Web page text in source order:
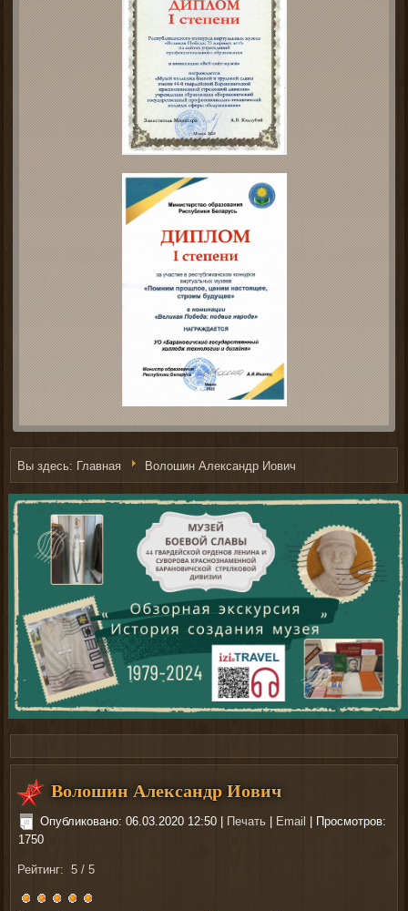
Вы здесь: Главная Волошин Александр Иович
rybalka/katushki.htmlна сайте nachodki.ru
Волошин Александр Иович
Опубликовано: 06.03.2020 12:50 Печать Email
| Просмотров:
1750
Рейтинг:5 /5